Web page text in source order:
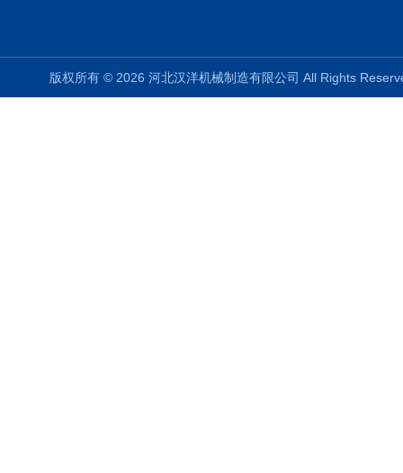
版权所有 © 2026 河北汉洋机械制造有限公司 All Rights